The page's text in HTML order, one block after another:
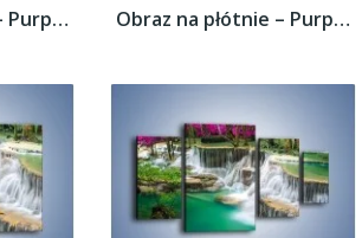
Obraz na płótnie – Purpurowy las i... Obraz na płótnie – Purpurowy las i...